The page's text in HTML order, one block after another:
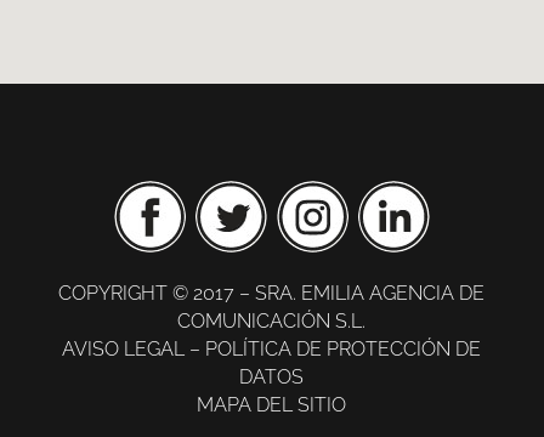
COPYRIGHT © 2017 – SRA. EMILIA AGENCIA DE
COMUNICACIÓN S.L.
AVISO LEGAL – POLÍTICA DE PROTECCIÓN DE
DATOS
MAPA DEL SITIO